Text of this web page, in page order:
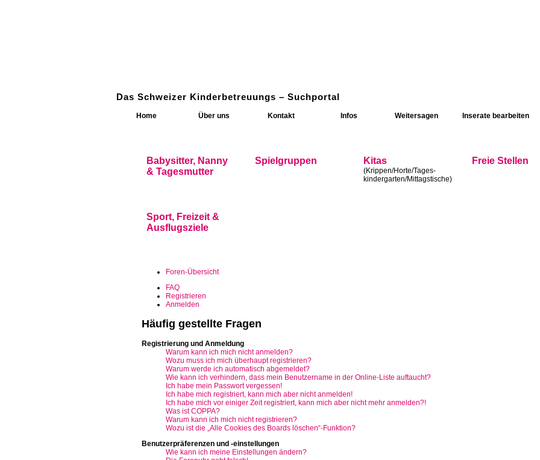
Das Schweizer Kinderbetreuungs – Suchportal
Home Über uns Kontakt Infos Weitersagen Inserate bearbeiten
Babysitter, Nanny
& Tagesmutter
Spielgruppen Kitas
(Krippen/Horte/Tages-
kindergarten/Mittagstische)
Freie Stellen
Sport, Freizeit &
Ausflugsziele
Foren-Übersicht
FAQ
Registrieren
Anmelden
Häufig gestellte Fragen
Registrierung und Anmeldung
Warum kann ich mich nicht anmelden?
Wozu muss ich mich überhaupt registrieren?
Warum werde ich automatisch abgemeldet?
Wie kann ich verhindern, dass mein Benutzername in der Online-Liste auftaucht?
Ich habe mein Passwort vergessen!
Ich habe mich registriert, kann mich aber nicht anmelden!
Ich habe mich vor einiger Zeit registriert, kann mich aber nicht mehr anmelden?!
Was ist COPPA?
Warum kann ich mich nicht registrieren?
Wozu ist die „Alle Cookies des Boards löschen“-Funktion?
Benutzerpräferenzen und -einstellungen
Wie kann ich meine Einstellungen ändern?